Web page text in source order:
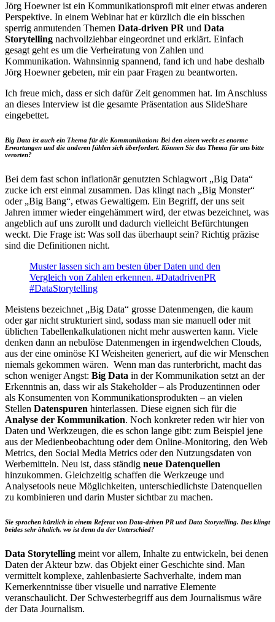
Jörg Hoewner ist ein Kommunikationsprofi mit einer etwas anderen
Perspektive. In einem Webinar hat er kürzlich die ein bisschen
sperrig anmutenden Themen Data-driven PR und Data
Storytelling nachvollziehbar eingeordnet und erklärt. Einfach
gesagt geht es um die Verheiratung von Zahlen und
Kommunikation. Wahnsinnig spannend, fand ich und habe deshalb
Jörg Hoewner gebeten, mir ein paar Fragen zu beantworten.
Ich freue mich, dass er sich dafür Zeit genommen hat. Im Anschluss
an dieses Interview ist die gesamte Präsentation aus SlideShare
eingebettet.
Big Data ist auch ein Thema für die Kommunikation: Bei den einen weckt es enorme
Erwartungen und die anderen fühlen sich überfordert. Können Sie das Thema für uns bitte
verorten?
Bei dem fast schon inflationär genutzten Schlagwort „Big Data“
zucke ich erst einmal zusammen. Das klingt nach „Big Monster“
oder „Big Bang“, etwas Gewaltigem. Ein Begriff, der uns seit
Jahren immer wieder eingehämmert wird, der etwas bezeichnet, was
angeblich auf uns zurollt und dadurch vielleicht Befürchtungen
weckt. Die Frage ist: Was soll das überhaupt sein? Richtig präzise
sind die Definitionen nicht.
Muster lassen sich am besten über Daten und den
Vergleich von Zahlen erkennen. #DatadrivenPR
#DataStorytelling
Meistens bezeichnet „Big Data“ grosse Datenmengen, die kaum
oder gar nicht strukturiert sind, sodass man sie manuell oder mit
üblichen Tabellenkalkulationen nicht mehr auswerten kann. Viele
denken dann an nebulöse Datenmengen in irgendwelchen Clouds,
aus der eine ominöse KI Weisheiten generiert, auf die wir Menschen
niemals gekommen wären. Wenn man das runterbricht, macht das
schon weniger Angst: Big Data in der Kommunikation setzt an der
Erkenntnis an, dass wir als Stakeholder – als Produzentinnen oder
als Konsumenten von Kommunikationsprodukten – an vielen
Stellen Datenspuren hinterlassen. Diese eignen sich für die
Analyse der Kommunikation. Noch konkreter reden wir hier von
Daten und Werkzeugen, die es schon lange gibt: zum Beispiel jene
aus der Medienbeobachtung oder dem Online-Monitoring, den Web
Metrics, den Social Media Metrics oder den Nutzungsdaten von
Werbemitteln. Neu ist, dass ständig neue Datenquellen
hinzukommen. Gleichzeitig schaffen die Werkzeuge und
Analysetools neue Möglichkeiten, unterschiedlichste Datenquellen
zu kombinieren und darin Muster sichtbar zu machen.
Sie sprachen kürzlich in einem Referat von Data-driven PR und Data Storytelling. Das klingt
beides sehr ähnlich, wo ist denn da der Unterschied?
Data Storytelling meint vor allem, Inhalte zu entwickeln, bei denen
Daten der Akteur bzw. das Objekt einer Geschichte sind. Man
vermittelt komplexe, zahlenbasierte Sachverhalte, indem man
Kernerkenntnisse über visuelle und narrative Elemente
veranschaulicht. Der Schwesterbegriff aus dem Journalismus wäre
der Data Journalism.